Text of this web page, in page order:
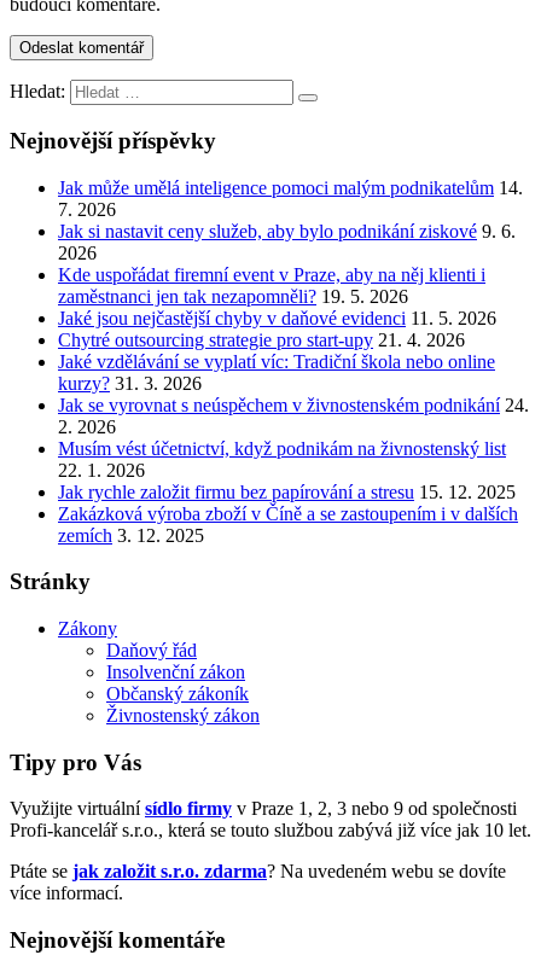
budoucí komentáře.
Hledat:
Nejnovější příspěvky
Jak může umělá inteligence pomoci malým podnikatelům 14.
7. 2026
Jak si nastavit ceny služeb, aby bylo podnikání ziskové 9. 6.
2026
Kde uspořádat firemní event v Praze, aby na něj klienti i
zaměstnanci jen tak nezapomněli? 19. 5. 2026
Jaké jsou nejčastější chyby v daňové evidenci 11. 5. 2026
Chytré outsourcing strategie pro start-upy 21. 4. 2026
Jaké vzdělávání se vyplatí víc: Tradiční škola nebo online
kurzy? 31. 3. 2026
Jak se vyrovnat s neúspěchem v živnostenském podnikání 24.
2. 2026
Musím vést účetnictví, když podnikám na živnostenský list
22. 1. 2026
Jak rychle založit firmu bez papírování a stresu 15. 12. 2025
Zakázková výroba zboží v Číně a se zastoupením i v dalších
zemích 3. 12. 2025
Stránky
Zákony
Daňový řád
Insolvenční zákon
Občanský zákoník
Živnostenský zákon
Tipy pro Vás
Využijte virtuálnísídlo firmy v Praze 1, 2, 3 nebo 9 od společnosti
Profi-kancelář s.r.o., která se touto službou zabývá již více jak 10 let.
Ptáte se jak založit s.r.o. zdarma? Na uvedeném webu se dovíte
více informací.
Nejnovější komentáře